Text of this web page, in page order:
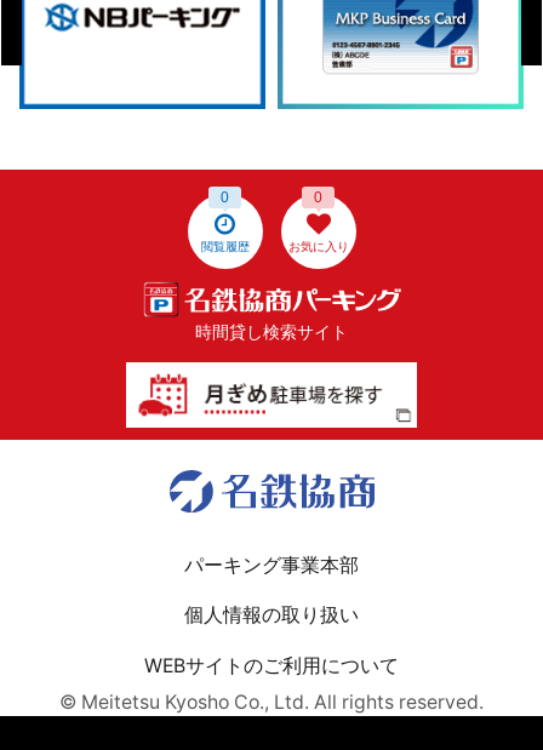
閲覧履歴
0
お気に入り
0
時間貸し検索サイト
パーキング事業本部
個人情報の取り扱い
WEBサイトのご利用について
© Meitetsu Kyosho Co., Ltd. All rights reserved.